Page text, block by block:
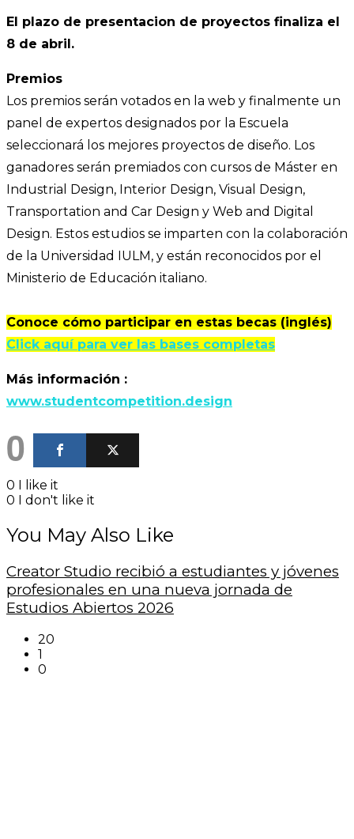
El plazo de presentacion de proyectos finaliza el
8 de abril.
Premios
Los premios serán votados en la web y finalmente un
panel de expertos designados por la Escuela
seleccionará los mejores proyectos de diseño. Los
ganadores serán premiados con cursos de Máster en
Industrial Design, Interior Design, Visual Design,
Transportation and Car Design y Web and Digital
Design. Estos estudios se imparten con la colaboración
de la Universidad IULM, y están reconocidos por el
Ministerio de Educación italiano.
Conoce cómo participar en estas becas (inglés)
Click aquí para ver las bases completas
Más información :
www.studentcompetition.design
0
0
I like it
0
I don't like it
You May Also Like
Creator Studio recibió a estudiantes y jóvenes
profesionales en una nueva jornada de
Estudios Abiertos 2026
20
1
0